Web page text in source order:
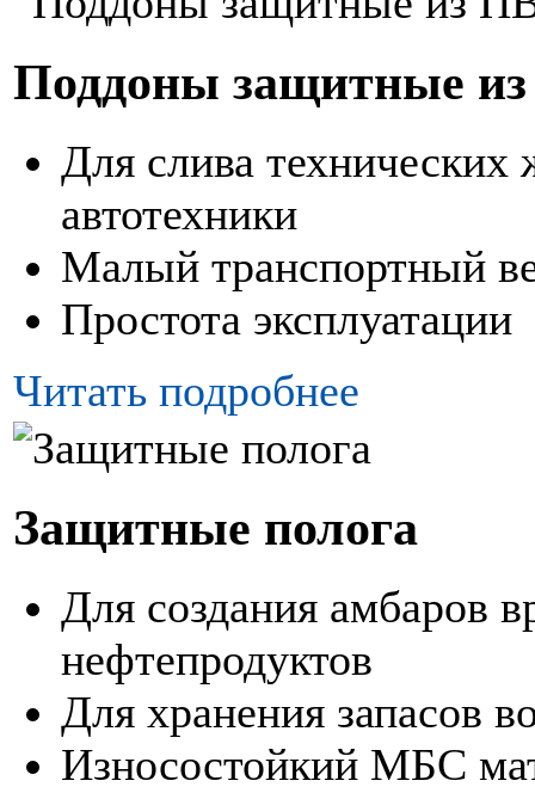
Поддоны защитные
Для слива технических
автотехники
Малый транспортный
Простота эксплуатации
Читать подробнее
Защитные полога
Для создания амбаров
нефтепродуктов
Для хранения запасов
Износостойкий МБС